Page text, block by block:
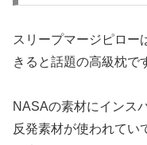
スリープマージピロー
きると話題の高級枕で
NASAの素材にインス
反発素材が使われてい